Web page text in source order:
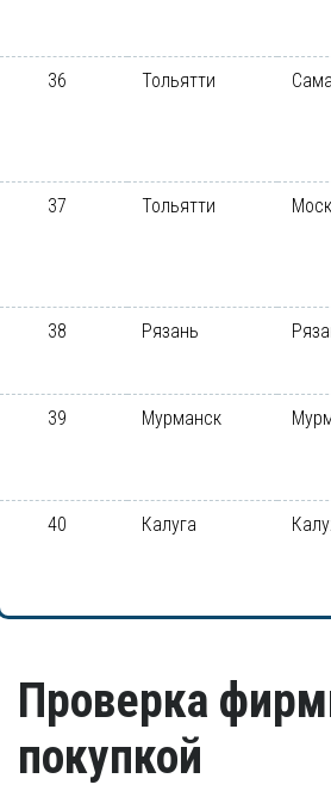
36 Тольятти
37 Тольятти
38 Рязань
39 Мурманск
40 Калуга
Проверка
покупкой